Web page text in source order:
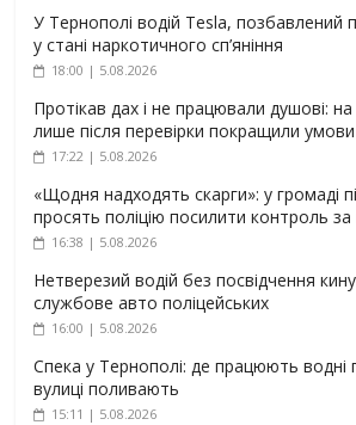
У Тернополі водій Tesla, позбавлений
у стані наркотичного сп’яніння
18:00 | 5.08.2026
Протікав дах і не працювали душові:
лише після перевірки покращили
17:22 | 5.08.2026
«Щодня надходять скарги»: у громаді
просять поліцію посилити контроль
16:38 | 5.08.2026
Нетверезий водій без посвідчення
службове авто поліцейських
16:00 | 5.08.2026
Спека у Тернополі: де працюють водні
вулиці поливають
15:11 | 5.08.2026